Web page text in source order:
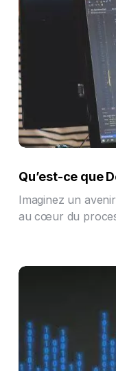
Qu’est-ce que
Imaginez un
au cœur du